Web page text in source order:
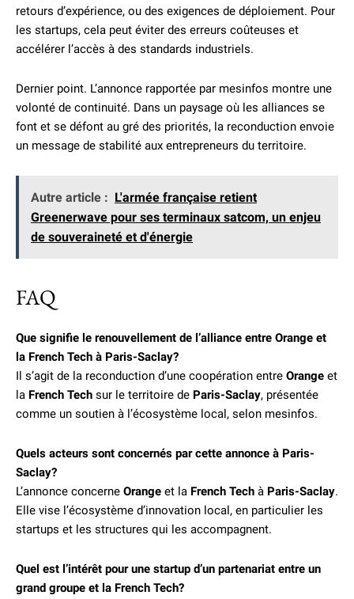
retours d’expérience, ou des exigences de déploiement. Pour
les startups, cela peut éviter des erreurs coûteuses et
accélérer l’accès à des standards industriels.
Dernier point. L’annonce rapportée par mesinfos montre une
volonté de continuité. Dans un paysage où les alliances se
font et se défont au gré des priorités, la reconduction envoie
un message de stabilité aux entrepreneurs du territoire.
Autre article : L'armée française retient
Greenerwave pour ses terminaux satcom, un enjeu
de souveraineté et d'énergie
FAQ
Que signifie le renouvellement de l’alliance entre Orange et
la French Tech à Paris-Saclay?
Il s’agit de la reconduction d’une coopération entre Orange et
la French Tech sur le territoire de Paris-Saclay, présentée
comme un soutien à l’écosystème local, selon mesinfos.
Quels acteurs sont concernés par cette annonce à Paris-
Saclay?
L’annonce concerne Orange et la French Tech à Paris-Saclay.
Elle vise l’écosystème d’innovation local, en particulier les
startups et les structures qui les accompagnent.
Quel est l’intérêt pour une startup d’un partenariat entre un
grand groupe et la French Tech?